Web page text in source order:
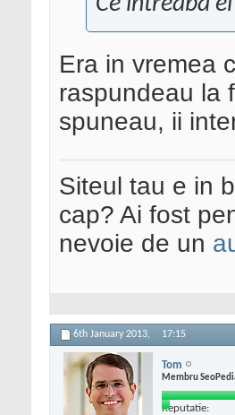
Era in vremea
raspundeau la
spuneau, ii
Siteul tau e in
cap? Ai fost
nevoie de un
6th January 2013, 17:15
Tom
Membru
Reputatie: